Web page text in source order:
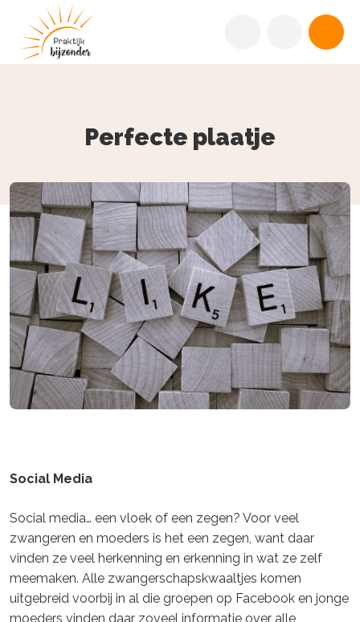
Perfecte plaatje
Social Media
Social media… een vloek of een zegen? Voor veel
zwangeren en moeders is het een zegen, want daar
vinden ze veel herkenning en erkenning in wat ze zelf
meemaken. Alle zwangerschapskwaaltjes komen
uitgebreid voorbij in al die groepen op Facebook en jonge
moeders vinden daar zoveel informatie over alle